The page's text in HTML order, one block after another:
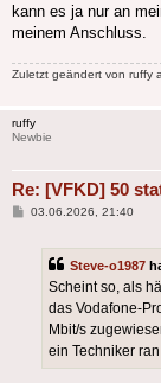
kann es ja nur an
meinem Anschluss.
Zuletzt geändert von ruffy
ruffy
Newbie
Re: [VFKD] 50
Beitrag
03.06.2026, 21:40
Steve-o1987
Scheint so, als
das Vodafone-
Mbit/s
ein Techniker